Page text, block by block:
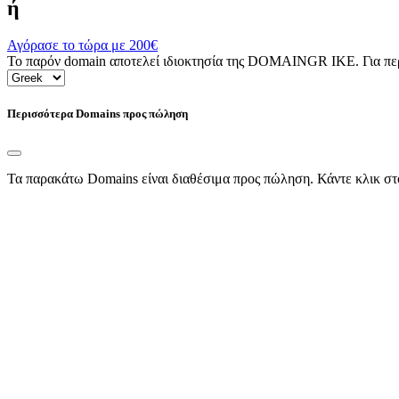
ή
Αγόρασε το τώρα με 200€
Το παρόν domain αποτελεί ιδιοκτησία της DOMAINGR ΙΚΕ. Για
Περισσότερα Domains προς πώληση
Τα παρακάτω Domains είναι διαθέσιμα προς πώληση. Κάντε κλικ